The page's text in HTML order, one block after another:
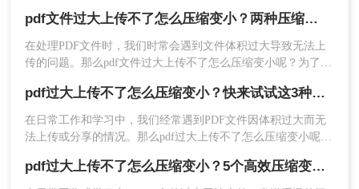
2、上传PDF文件，需要注意的是，如果你的PDF文
3、如果对压缩有要求，还可以设置一下压缩程度。
效的PDF文件压缩方法，帮助大家轻松解决这一问题。
pdf文件过大上传不了怎么压缩变小？两种压缩方法帮你轻松解决！
在处理PDF文件时，我们时常会遇到文件体积过大导致无法上
传的问题。那么pdf文件过大上传不了怎么压缩变小呢？为了帮
pdf过大上传不了怎么压缩变小？快来试试这3种压缩方法！
在日常工作和学习中，我们经常遇到PDF文件因体积过大而无
法上传或分享的情况。那么pdf过大上传不了怎么压缩变小呢？
件压缩方法。
pdf过大上传不了怎么压缩变小？5个高效压缩变小方法！